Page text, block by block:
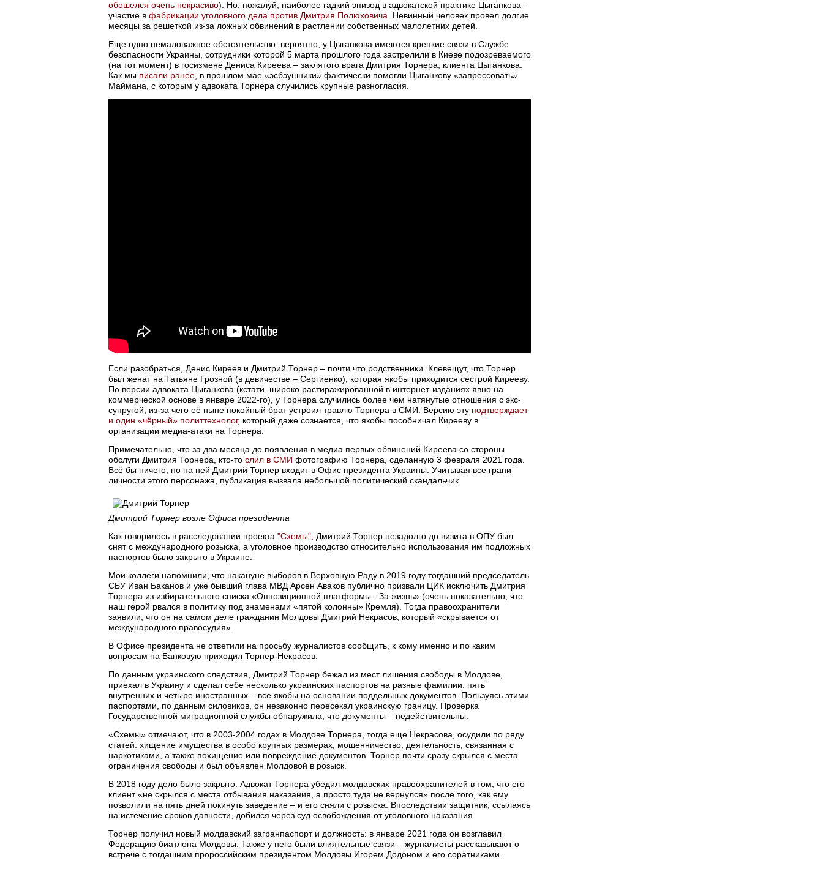
обошелся очень некрасиво). Но, пожалуй, наиболее гадкий эпизод в адвокатской практике Цыганкова –
участие в фабрикации уголовного дела против Дмитрия Полюховича . Невинный человек провел долгие
месяцы за решеткой из-за ложных обвинений в растлении собственных малолетних детей.
Еще одно немаловажное обстоятельство: вероятно, у Цыганкова имеются крепкие связи в Службе
безопасности Украины, сотрудники которой 5 марта прошлого года застрелили в Киеве подозреваемого
(на тот момент) в госизмене Дениса Киреева – заклятого врага Дмитрия Торнера, клиента Цыганкова.
Как мы писали ранее , в прошлом мае «эсбэушники» фактически помогли Цыганкову «запрессовать»
Маймана, с которым у адвоката Торнера случились крупные разногласия.
Если разобраться, Денис Киреев и Дмитрий Торнер – почти что родственники. Клевещут, что Торнер
был женат на Татьяне Грозной (в девичестве – Сергиенко), которая якобы приходится сестрой Кирееву.
По версии адвоката Цыганкова (кстати, широко растиражированной в интернет-изданиях явно на
коммерческой основе в январе 2022-го), у Торнера случились более чем натянутые отношения с экс-
супругой, из-за чего её ныне покойный брат устроил травлю Торнера в СМИ. Версию эту подтверждает
и один «чёрный» политтехнолог, который даже сознается, что якобы пособничал Кирееву в
организации медиа-атаки на Торнера.
Примечательно, что за два месяца до появления в медиа первых обвинений Киреева со стороны
обслуги Дмитрия Торнера, кто-то слил в СМИ фотографию Торнера, сделанную 3 февраля 2021 года.
Всё бы ничего, но на ней Дмитрий Торнер входит в Офис президента Украины. Учитывая все грани
личности этого персонажа, публикация вызвала небольшой политический скандальчик.
Дмитрий Торнер возле Офиса президента
Как говорилось в расследовании проекта "Схемы" , Дмитрий Торнер незадолго до визита в ОПУ был
снят с международного розыска, а уголовное производство относительно использования им подложных
паспортов было закрыто в Украине.
Мои коллеги напомнили, что накануне выборов в Верховную Раду в 2019 году тогдашний председатель
СБУ Иван Баканов и уже бывший глава МВД Арсен Аваков публично призвали ЦИК исключить Дмитрия
Торнера из избирательного списка «Оппозиционной платформы - За жизнь» (очень показательно, что
наш герой рвался в политику под знаменами «пятой колонны» Кремля). Тогда правоохранители
заявили, что он на самом деле гражданин Молдовы Дмитрий Некрасов, который «скрывается от
международного правосудия».
В Офисе президента не ответили на просьбу журналистов сообщить, к кому именно и по каким
вопросам на Банковую приходил Торнер-Некрасов.
По данным украинского следствия, Дмитрий Торнер бежал из мест лишения свободы в Молдове,
приехал в Украину и сделал себе несколько украинских паспортов на разные фамилии: пять
внутренних и четыре иностранных – все якобы на основании поддельных документов. Пользуясь этими
паспортами, по данным силовиков, он незаконно пересекал украинскую границу. Проверка
Государственной миграционной службы обнаружила, что документы – недействительны.
«Схемы» отмечают, что в 2003-2004 годах в Молдове Торнера, тогда еще Некрасова, осудили по ряду
статей: хищение имущества в особо крупных размерах, мошенничество, деятельность, связанная с
наркотиками, а также похищение или повреждение документов. Торнер почти сразу скрылся с места
ограничения свободы и был объявлен Молдовой в розыск.
В 2018 году дело было закрыто. Адвокат Торнера убедил молдавских правоохранителей в том, что его
клиент «не скрылся с места отбывания наказания, а просто туда не вернулся» после того, как ему
позволили на пять дней покинуть заведение – и его сняли с розыска. Впоследствии защитник, ссылаясь
на истечение сроков давности, добился через суд освобождения от уголовного наказания.
Торнер получил новый молдавский загранпаспорт и должность: в январе 2021 года он возглавил
Федерацию биатлона Молдовы. Также у него были влиятельные связи – журналисты рассказывают о
встрече с тогдашним пророссийским президентом Молдовы Игорем Додоном и его соратниками.